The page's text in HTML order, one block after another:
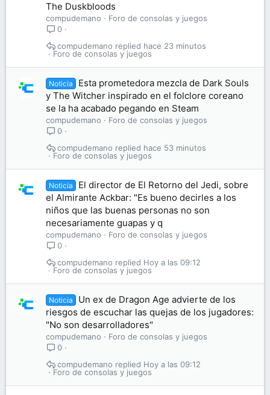
The Duskbloods
compudemano
Foro de consolas y juegos
0
Foro de consolas y juegos
hace 23 minutos
compudemano
Noticia
Esta prometedora mezcla de Dark Souls
y The Witcher inspirado en el folclore coreano
se la ha acabado pegando en Steam
compudemano
Foro de consolas y juegos
0
Foro de consolas y juegos
hace 53 minutos
compudemano
Noticia
El director de El Retorno del Jedi, sobre
el Almirante Ackbar: "Es bueno decirles a los
niños que las buenas personas no son
necesariamente guapas y q
compudemano
Foro de consolas y juegos
0
Foro de consolas y juegos
Hoy a las 09:12
compudemano
Noticia
Un ex de Dragon Age advierte de los
riesgos de escuchar las quejas de los jugadores:
"No son desarrolladores"
compudemano
Foro de consolas y juegos
0
Foro de consolas y juegos
Hoy a las 09:12
compudemano